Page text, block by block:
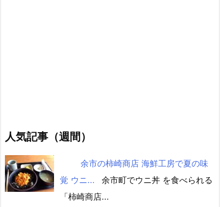
人気記事（週間）
余市の柿崎商店 海鮮工房で夏の味
覚 ウニ...
余市町でウニ丼 を食べられる
「柿崎商店...